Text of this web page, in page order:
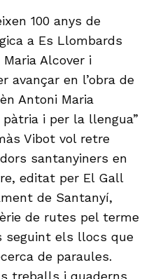
100 anys de
a Es Llombards
Alcover i
avançar en l’obra de
Antoni Maria
i per la llengua”
Vibot vol retre
santanyiners en
editat per El Gall
de Santanyí,
de rutes pel terme
seguint els llocs que
de paraules.
treballs i quaderns